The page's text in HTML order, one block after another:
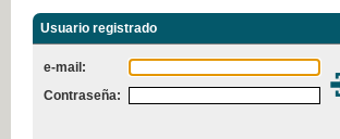
Usuario registrado
e-mail:
Contraseña: